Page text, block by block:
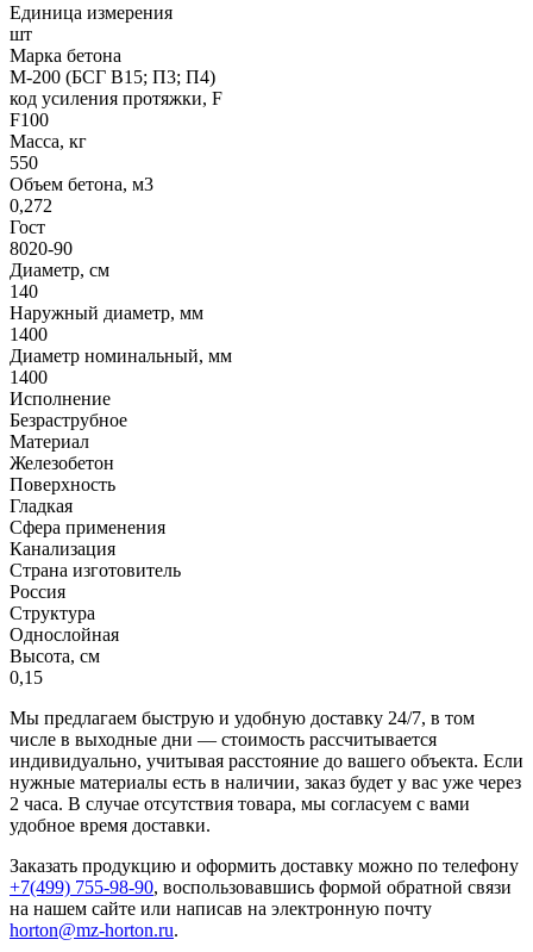
Единица измерения
шт
Марка бетона
М-200 (БСГ В15; П3; П4)
код усиления протяжки, F
F100
Масса, кг
550
Объем бетона, м3
0,272
Гост
8020-90
Диаметр, см
140
Наружный диаметр, мм
1400
Диаметр номинальный, мм
1400
Исполнение
Безраструбное
Материал
Железобетон
Поверхность
Гладкая
Сфера применения
Канализация
Страна изготовитель
Россия
Структура
Однослойная
Высота, см
0,15
Мы предлагаем быструю и удобную доставку 24/7, в том
числе в выходные дни — стоимость рассчитывается
индивидуально, учитывая расстояние до вашего объекта. Если
нужные материалы есть в наличии, заказ будет у вас уже через
2 часа. В случае отсутствия товара, мы согласуем с вами
удобное время доставки.
Заказать продукцию и оформить доставку можно по телефону
+7(499) 755-98-90, воспользовавшись формой обратной связи
на нашем сайте или написав на электронную почту
horton@mz-horton.ru.